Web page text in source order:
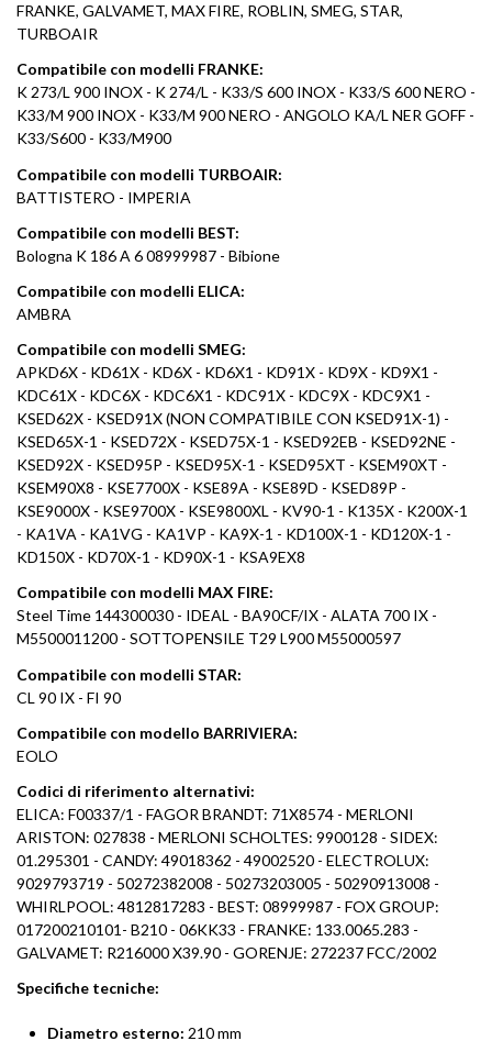
FRANKE, GALVAMET, MAX FIRE, ROBLIN, SMEG, STAR,
TURBOAIR
Compatibile con modelli FRANKE:
K 273/L 900 INOX - K 274/L - K33/S 600 INOX - K33/S 600 NERO -
K33/M 900 INOX - K33/M 900 NERO - ANGOLO KA/L NER GOFF -
K33/S600 - K33/M900
Compatibile con modelli TURBOAIR:
BATTISTERO - IMPERIA
Compatibile con modelli BEST:
Bologna K 186 A 6 08999987 - Bibione
Compatibile con modelli ELICA:
AMBRA
Compatibile con modelli SMEG:
APKD6X - KD61X - KD6X - KD6X1 - KD91X - KD9X - KD9X1 -
KDC61X - KDC6X - KDC6X1 - KDC91X - KDC9X - KDC9X1 -
KSED62X - KSED91X (NON COMPATIBILE CON KSED91X-1) -
KSED65X-1 - KSED72X - KSED75X-1 - KSED92EB - KSED92NE -
KSED92X - KSED95P - KSED95X-1 - KSED95XT - KSEM90XT -
KSEM90X8 - KSE7700X - KSE89A - KSE89D - KSED89P -
KSE9000X - KSE9700X - KSE9800XL - KV90-1 - K135X - K200X-1
- KA1VA - KA1VG - KA1VP - KA9X-1 - KD100X-1 - KD120X-1 -
KD150X - KD70X-1 - KD90X-1 - KSA9EX8
Compatibile con modelli MAX FIRE:
Steel Time 144300030 - IDEAL - BA90CF/IX - ALATA 700 IX -
M5500011200 - SOTTOPENSILE T29 L900 M55000597
Compatibile con modelli STAR:
CL 90 IX - FI 90
Compatibile con modello BARRIVIERA:
EOLO
Codici di riferimento alternativi:
ELICA: F00337/1 - FAGOR BRANDT: 71X8574 - MERLONI
ARISTON: 027838 - MERLONI SCHOLTES: 9900128 - SIDEX:
01.295301 - CANDY: 49018362 - 49002520 - ELECTROLUX:
9029793719 - 50272382008 - 50273203005 - 50290913008 -
WHIRLPOOL: 4812817283 - BEST: 08999987 - FOX GROUP:
017200210101- B210 - 06KK33 - FRANKE: 133.0065.283 -
GALVAMET: R216000 X39.90 - GORENJE: 272237 FCC/2002
Specifiche tecniche:
Diametro esterno: 210 mm